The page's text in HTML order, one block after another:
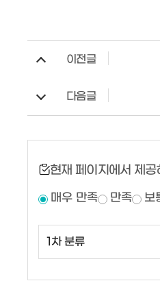
이전글
다음글
현재 페이지에서 제
매우 만족 만족 보